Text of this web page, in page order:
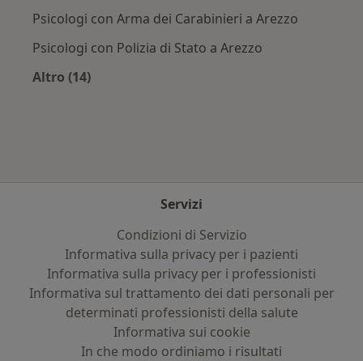
Psicologi con Arma dei Carabinieri a Arezzo
Psicologi con Polizia di Stato a Arezzo
Altro (14)
Servizi
Condizioni di Servizio
Informativa sulla privacy per i pazienti
Informativa sulla privacy per i professionisti
Informativa sul trattamento dei dati personali per
determinati professionisti della salute
Informativa sui cookie
In che modo ordiniamo i risultati